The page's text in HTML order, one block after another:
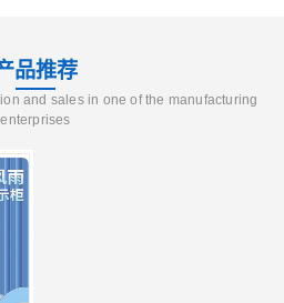
品推荐
and sales in one of the manufacturing
enterprises